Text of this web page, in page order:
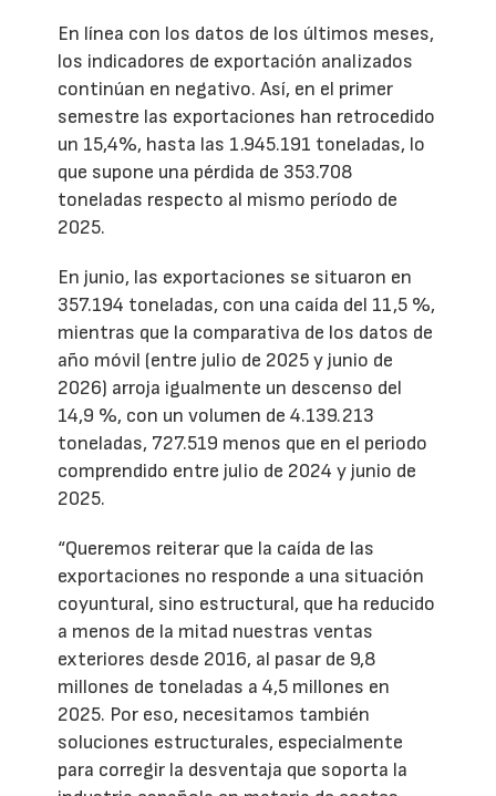
En línea con los datos de los últimos meses,
los indicadores de exportación analizados
continúan en negativo. Así, en el primer
semestre las exportaciones han retrocedido
un 15,4%, hasta las 1.945.191 toneladas, lo
que supone una pérdida de 353.708
toneladas respecto al mismo período de
2025.
En junio, las exportaciones se situaron en
357.194 toneladas, con una caída del 11,5 %,
mientras que la comparativa de los datos de
año móvil (entre julio de 2025 y junio de
2026) arroja igualmente un descenso del
14,9 %, con un volumen de 4.139.213
toneladas, 727.519 menos que en el periodo
comprendido entre julio de 2024 y junio de
2025.
“Queremos reiterar que la caída de las
exportaciones no responde a una situación
coyuntural, sino estructural, que ha reducido
a menos de la mitad nuestras ventas
exteriores desde 2016, al pasar de 9,8
millones de toneladas a 4,5 millones en
2025. Por eso, necesitamos también
soluciones estructurales, especialmente
para corregir la desventaja que soporta la